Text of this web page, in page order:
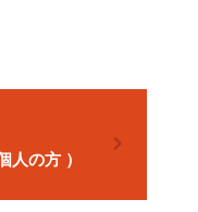
人の方 ）
chevron_right